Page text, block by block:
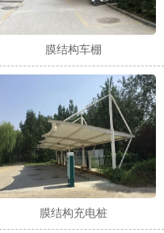
3
膜结构车棚
膜结构充电桩